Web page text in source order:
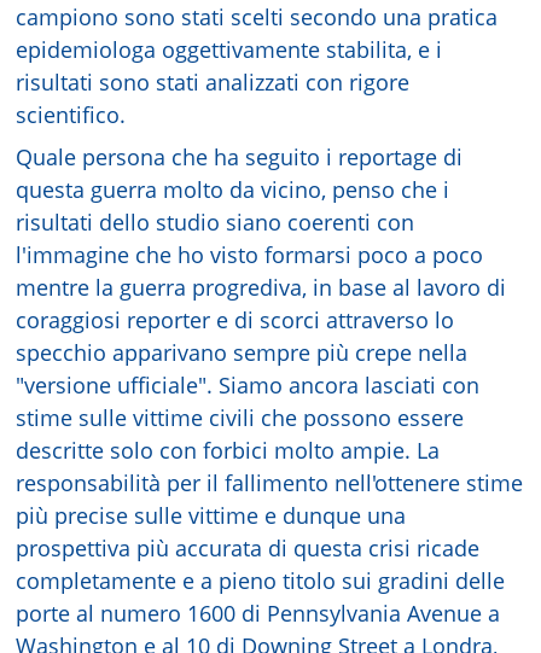
campiono sono stati scelti secondo una pratica
epidemiologa oggettivamente stabilita, e i
risultati sono stati analizzati con rigore
scientifico.
Quale persona che ha seguito i reportage di
questa guerra molto da vicino, penso che i
risultati dello studio siano coerenti con
l'immagine che ho visto formarsi poco a poco
mentre la guerra progrediva, in base al lavoro di
coraggiosi reporter e di scorci attraverso lo
specchio apparivano sempre più crepe nella
"versione ufficiale". Siamo ancora lasciati con
stime sulle vittime civili che possono essere
descritte solo con forbici molto ampie. La
responsabilità per il fallimento nell'ottenere stime
più precise sulle vittime e dunque una
prospettiva più accurata di questa crisi ricade
completamente e a pieno titolo sui gradini delle
porte al numero 1600 di Pennsylvania Avenue a
Washington e al 10 di Downing Street a Londra,